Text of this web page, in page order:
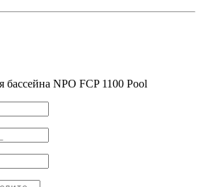
бассейна NPO FCP 1100 Pool